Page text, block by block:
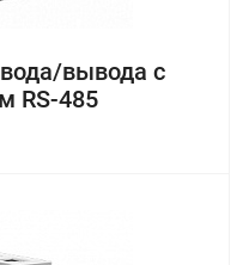
вывода с
RS-485